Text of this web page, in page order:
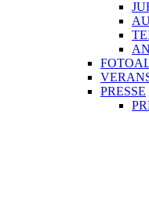
PRESSE